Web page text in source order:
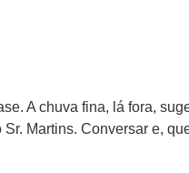
A chuva fina, lá fora,
Martins. Conversar e,